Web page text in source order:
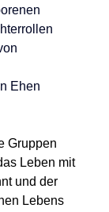
Ehen
Gruppen
Leben mit
und der
Lebens